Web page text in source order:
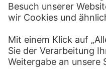
KONTAKT
Haben Sie Anregungen,
diesem Werk?